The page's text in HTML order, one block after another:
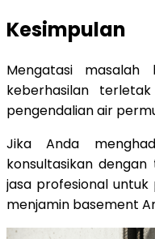
Kesimpulan
Mengatasi masalah
keberhasilan
pengendalian air
Jika Anda
konsultasikan
jasa profesional
menjamin basement